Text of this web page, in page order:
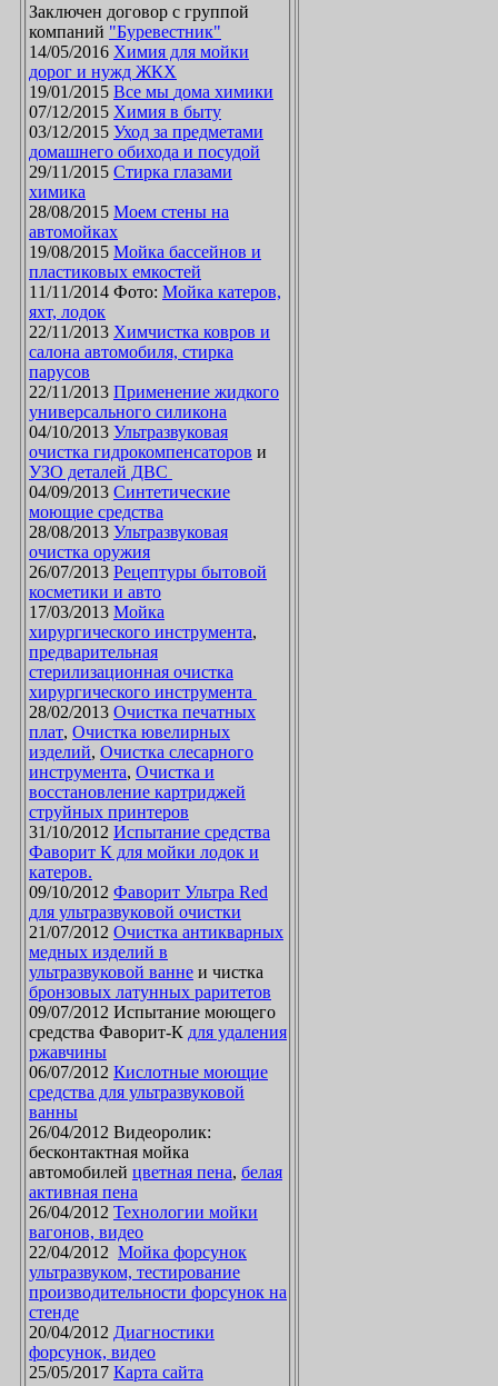
Заключен договор с группой
компаний "Буревестник"
14/05/2016 Химия для мойки
дорог и нужд ЖКХ
19/01/2015
Все мы дома химики
07/12/2015 Химия в быту
03/12/2015 Уход за предметами
домашнего обихода и посудой
29/11/2015 Стирка глазами
химика
28/08/2015 Моем стены на
автомойках
19/08/2015 Мойка бассейнов и
пластиковых емкостей
11/11/2014 Фото: Мойка катеров,
яхт, лодок
22/11/2013 Химчистка ковров и
салона автомобиля, стирка
парусов
22/11/2013 Применение жидкого
универсального силикона
04/10/2013 Ультразвуковая
очистка гидрокомпенсаторов и
УЗО деталей ДВС
04/09/2013 Синтетические
моющие средства
28/08/2013 Ультразвуковая
очистка оружия
26/07/2013 Рецептуры бытовой
косметики и авто
17/03/2013 Мойка
хирургического инструмента,
предварительная
стерилизационная очистка
хирургического инструмента
28/02/2013 Очистка печатных
плат, Очистка ювелирных
изделий, Очистка слесарного
инструмента, Очистка и
восстановление картриджей
струйных принтеров
31/10/2012 Испытание средства
Фаворит К для мойки лодок и
катеров.
09/10/2012 Фаворит Ультра Red
для ультразвуковой очистки
21/07/2012 Очистка антикварных
медных изделий в
ультразвуковой ванне и чистка
бронзовых латунных раритетов
09/07/2012 Испытание моющего
средства Фаворит-К для удаления
ржавчины
06/07/2012 Кислотные моющие
средства для ультразвуковой
ванны
26/04/2012 Видеоролик:
бесконтактная мойка
автомобилей цветная пена, белая
активная пена
26/04/2012 Технологии мойки
вагонов, видео
22/04/2012 Мойка форсунок
ультразвуком, тестирование
производительности форсунок на
стенде
20/04/2012 Диагностики
форсунок, видео
25/05/2017 Карта сайта